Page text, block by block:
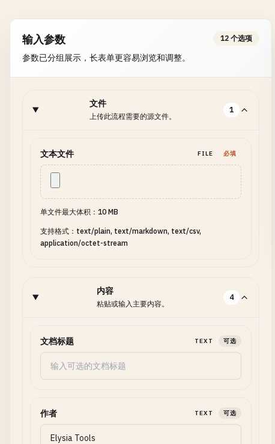
输入参数
参数已分组展示，长表单更容易浏览和调整。
12 个选项
文件
上传此流程需要的源文件。
1
文本文件 FILE 必填
单文件最大体积：10 MB
支持格式：text/plain, text/markdown, text/csv,
application/octet-stream
内容
粘贴或输入主要内容。
4
文档标题 TEXT 可选
作者 TEXT 可选